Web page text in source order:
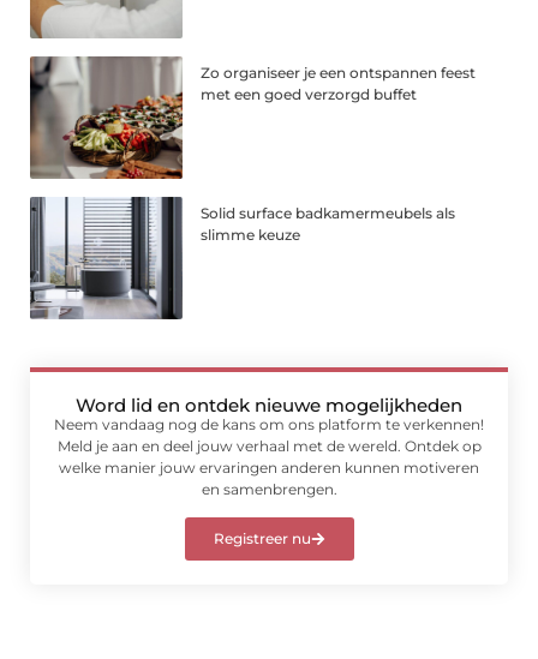
Zo organiseer je een ontspannen feest
met een goed verzorgd buffet
Solid surface badkamermeubels als
slimme keuze
Word lid en ontdek nieuwe mogelijkheden
Neem vandaag nog de kans om ons platform te verkennen!
Meld je aan en deel jouw verhaal met de wereld. Ontdek op
welke manier jouw ervaringen anderen kunnen motiveren
en samenbrengen.
Registreer nu